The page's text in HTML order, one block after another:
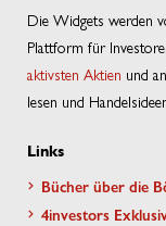
Die Widgets werden
Plattform für
aktivsten Aktien und
lesen und
Links
Bücher über die
4investors